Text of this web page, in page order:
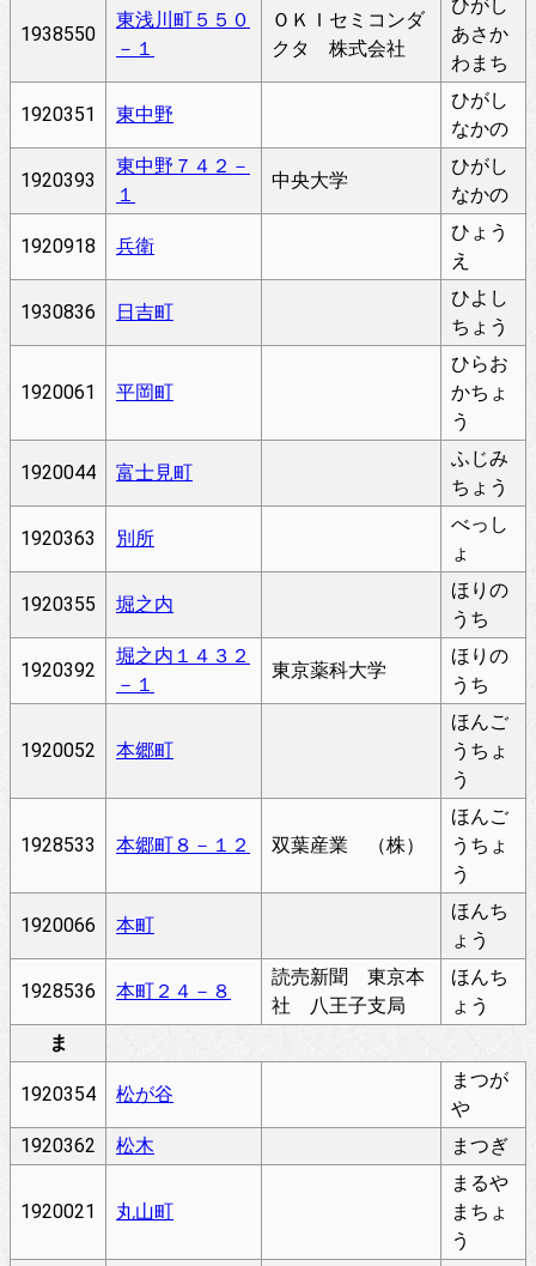
1938550
東浅川町５５０
－１
ＯＫＩセミコンダ
クタ 株式会社
ひがし
あさか
わまち
1920351 東中野
ひがし
なかの
1920393
東中野７４２－
１
中央大学
ひがし
なかの
1920918 兵衛
ひょう
え
1930836 日吉町
ひよし
ちょう
1920061 平岡町
ひらお
かちょ
う
1920044 富士見町
ふじみ
ちょう
1920363 別所
べっし
ょ
1920355 堀之内
ほりの
うち
1920392
堀之内１４３２
－１
東京薬科大学
ほりの
うち
1920052 本郷町
ほんご
うちょ
う
1928533 本郷町８－１２ 双葉産業 （株）
ほんご
うちょ
う
1920066 本町
ほんち
ょう
1928536 本町２４－８
読売新聞 東京本
社 八王子支局
ほんち
ょう
ま
1920354 松が谷
まつが
や
1920362
松木 まつぎ
1920021 丸山町
まるや
まちょ
う